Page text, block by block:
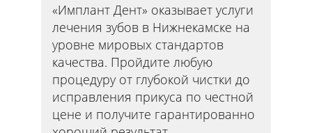
«Имплант Дент» оказывает услуги
лечения зубов в Нижнекамске на
уровне мировых стандартов
качества. Пройдите любую
процедуру от глубокой чистки до
исправления прикуса по честной
цене и получите гарантированно